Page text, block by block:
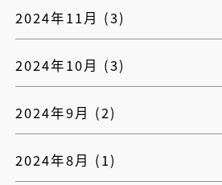
2024年11月 (3)
2024年10月 (3)
2024年9月 (2)
2024年8月 (1)